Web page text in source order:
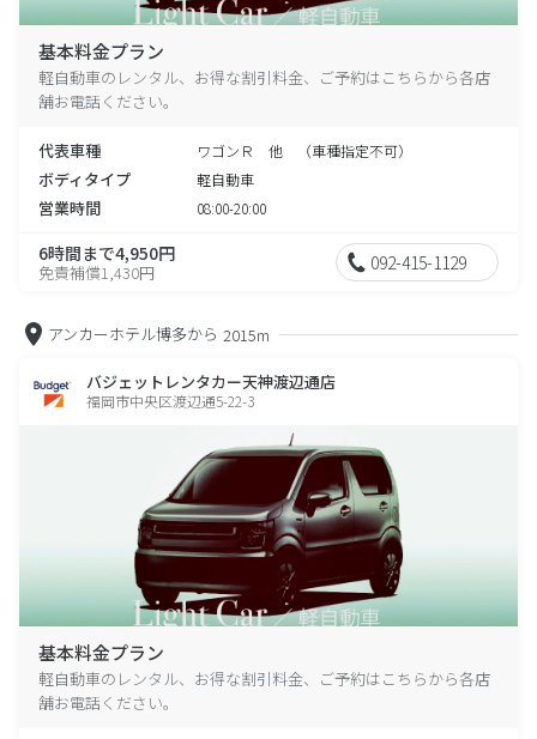
基本料金プラン
軽自動車のレンタル、お得な割引料金、ご予約はこちらから各店
舗お電話ください。
代表車種 ワゴンＲ 他 （車種指定不可）
ボディタイプ 軽自動車
営業時間 08:00-20:00
6時間まで4,950円
免責補償1,430円 092-415-1129
アンカーホテル博多から 2015m
バジェットレンタカー天神渡辺通店
福岡市中央区渡辺通5-22-3
基本料金プラン
軽自動車のレンタル、お得な割引料金、ご予約はこちらから各店
舗お電話ください。